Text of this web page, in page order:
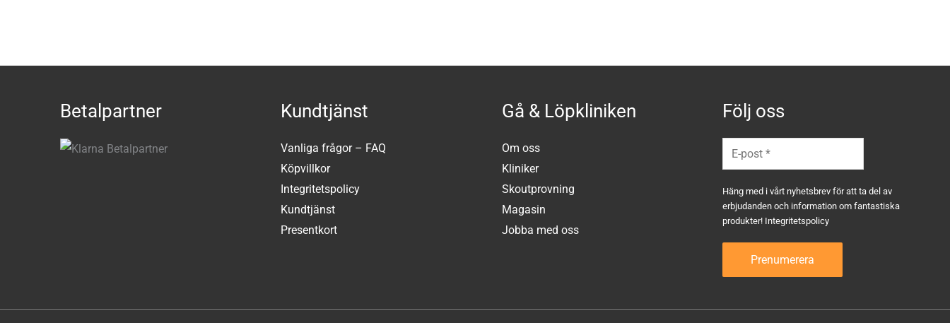
Betalpartner Kundtjänst
Vanliga frågor – FAQ
Köpvillkor
Integritetspolicy
Kundtjänst
Presentkort
Gå & Löpkliniken
Om oss
Kliniker
Skoutprovning
Magasin
Jobba med oss
Följ oss
Häng med i vårt nyhetsbrev för att ta del av
erbjudanden och information om fantastiska
produkter! Integritetspolicy